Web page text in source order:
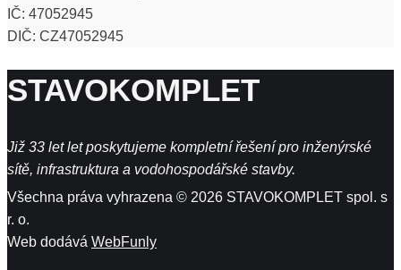
IČ: 47052945
DIČ: CZ47052945
STAVOKOMPLET
Již 33 let let poskytujeme kompletní řešení pro inženýrské
sítě, infrastruktura a vodohospodářské stavby.
Všechna práva vyhrazena © 2026 STAVOKOMPLET spol. s
r. o.
Web dodává WebFunly